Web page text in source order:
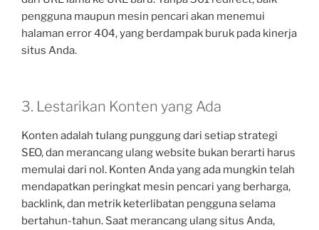
pengguna maupun mesin pencari akan menemui
halaman error 404, yang berdampak buruk pada kinerja
situs Anda.
3. Lestarikan Konten yang Ada
Konten adalah tulang punggung dari setiap strategi
SEO, dan merancang ulang website bukan berarti harus
memulai dari nol. Konten Anda yang ada mungkin telah
mendapatkan peringkat mesin pencari yang berharga,
backlink, dan metrik keterlibatan pengguna selama
bertahun-tahun. Saat merancang ulang situs Anda,